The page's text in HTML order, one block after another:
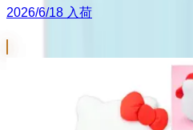
2026/6/18 入荷